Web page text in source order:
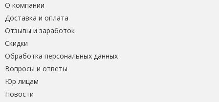
О компании
Доставка и оплата
Отзывы и заработок
Скидки
Обработка персональных данных
Вопросы и ответы
Юр лицам
Новости